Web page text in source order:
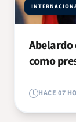
como
HACE 07